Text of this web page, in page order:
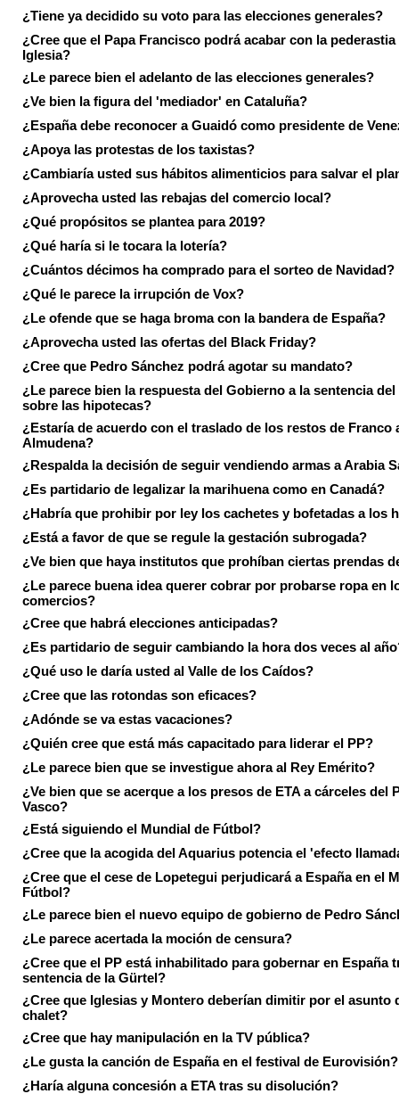
¿Tiene ya decidido su voto para las elecciones generales?
¿Cree que el Papa Francisco podrá acabar con la pederastia
Iglesia?
¿Le parece bien el adelanto de las elecciones generales?
¿Ve bien la figura del 'mediador' en Cataluña?
¿España debe reconocer a Guaidó como presidente de
¿Apoya las protestas de los taxistas?
¿Cambiaría usted sus hábitos alimenticios para salvar el
¿Aprovecha usted las rebajas del comercio local?
¿Qué propósitos se plantea para 2019?
¿Qué haría si le tocara la lotería?
¿Cuántos décimos ha comprado para el sorteo de Navidad?
¿Qué le parece la irrupción de Vox?
¿Le ofende que se haga broma con la bandera de España?
¿Aprovecha usted las ofertas del Black Friday?
¿Cree que Pedro Sánchez podrá agotar su mandato?
¿Le parece bien la respuesta del Gobierno a la sentencia
sobre las hipotecas?
¿Estaría de acuerdo con el traslado de los restos de Franco
Almudena?
¿Respalda la decisión de seguir vendiendo armas a Arabia
¿Es partidario de legalizar la marihuena como en Canadá?
¿Habría que prohibir por ley los cachetes y bofetadas a los
¿Está a favor de que se regule la gestación subrogada?
¿Ve bien que haya institutos que prohíban ciertas prendas
¿Le parece buena idea querer cobrar por probarse ropa en
comercios?
¿Cree que habrá elecciones anticipadas?
¿Es partidario de seguir cambiando la hora dos veces al
¿Qué uso le daría usted al Valle de los Caídos?
¿Cree que las rotondas son eficaces?
¿Adónde se va estas vacaciones?
¿Quién cree que está más capacitado para liderar el PP?
¿Le parece bien que se investigue ahora al Rey Emérito?
¿Ve bien que se acerque a los presos de ETA a cárceles del
Vasco?
¿Está siguiendo el Mundial de Fútbol?
¿Cree que la acogida del Aquarius potencia el 'efecto
¿Cree que el cese de Lopetegui perjudicará a España en el
Fútbol?
¿Le parece bien el nuevo equipo de gobierno de Pedro
¿Le parece acertada la moción de censura?
¿Cree que el PP está inhabilitado para gobernar en España
sentencia de la Gürtel?
¿Cree que Iglesias y Montero deberían dimitir por el asunto
chalet?
¿Cree que hay manipulación en la TV pública?
¿Le gusta la canción de España en el festival de Eurovisión?
¿Haría alguna concesión a ETA tras su disolución?